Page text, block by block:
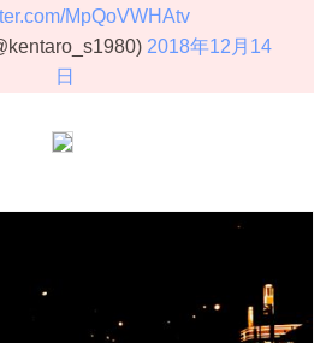
MpQoVWHAtv
2018年12月14
日